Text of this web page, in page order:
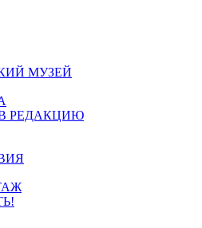
МУЗЕЙ
РЕДАКЦИЮ